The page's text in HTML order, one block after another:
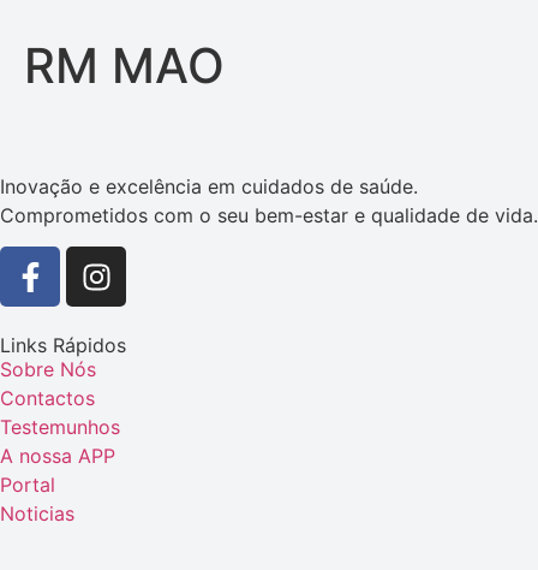
RM MAO
Inovação e excelência em cuidados de saúde.
Comprometidos com o seu bem-estar e qualidade de vida.
Links Rápidos
Sobre Nós
Contactos
Testemunhos
A nossa APP
Portal
Noticias